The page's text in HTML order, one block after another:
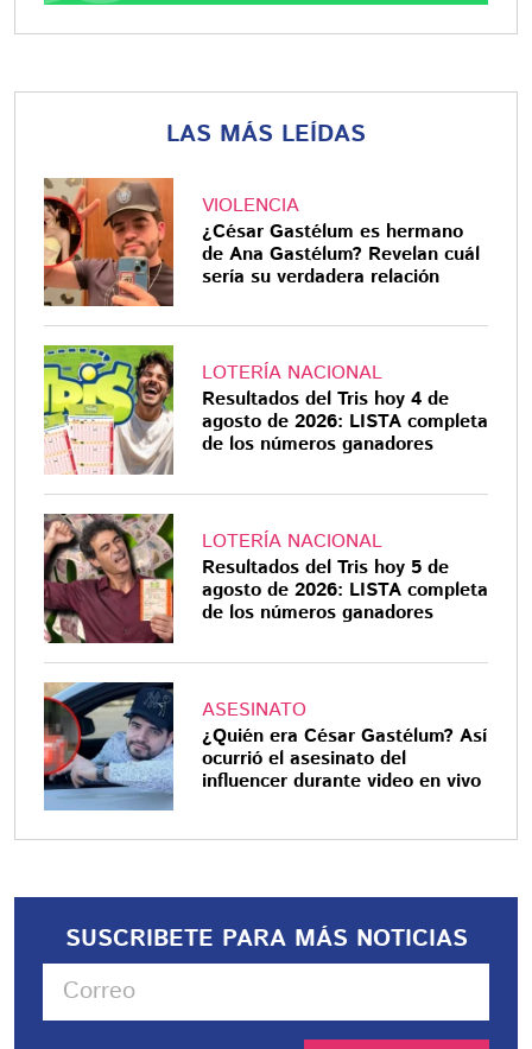
LAS MÁS LEÍDAS
VIOLENCIA
¿César Gastélum es hermano
de Ana Gastélum? Revelan cuál
sería su verdadera relación
LOTERÍA NACIONAL
Resultados del Tris hoy 4 de
agosto de 2026: LISTA completa
de los números ganadores
LOTERÍA NACIONAL
Resultados del Tris hoy 5 de
agosto de 2026: LISTA completa
de los números ganadores
ASESINATO
¿Quién era César Gastélum? Así
ocurrió el asesinato del
influencer durante video en vivo
SUSCRIBETE PARA MÁS NOTICIAS